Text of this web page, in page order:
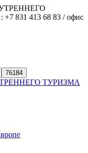
831 413 68 83 / офис
ТУРИЗМА